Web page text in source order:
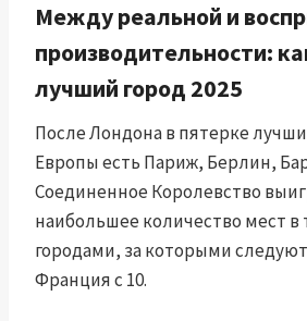
Между реальной и
производительности:
лучший город 2025
После Лондона в пятерке
Европы есть Париж, Берлин,
Соединенное Королевство
наибольшее количество мест в
городами, за которыми
Франция с 10.